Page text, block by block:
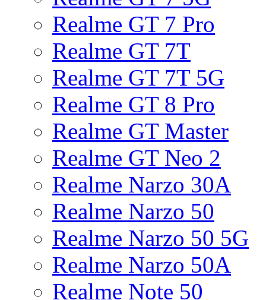
Realme GT 7 Pro
Realme GT 7T
Realme GT 7T 5G
Realme GT 8 Pro
Realme GT Master
Realme GT Neo 2
Realme Narzo 30A
Realme Narzo 50
Realme Narzo 50 5G
Realme Narzo 50A
Realme Note 50